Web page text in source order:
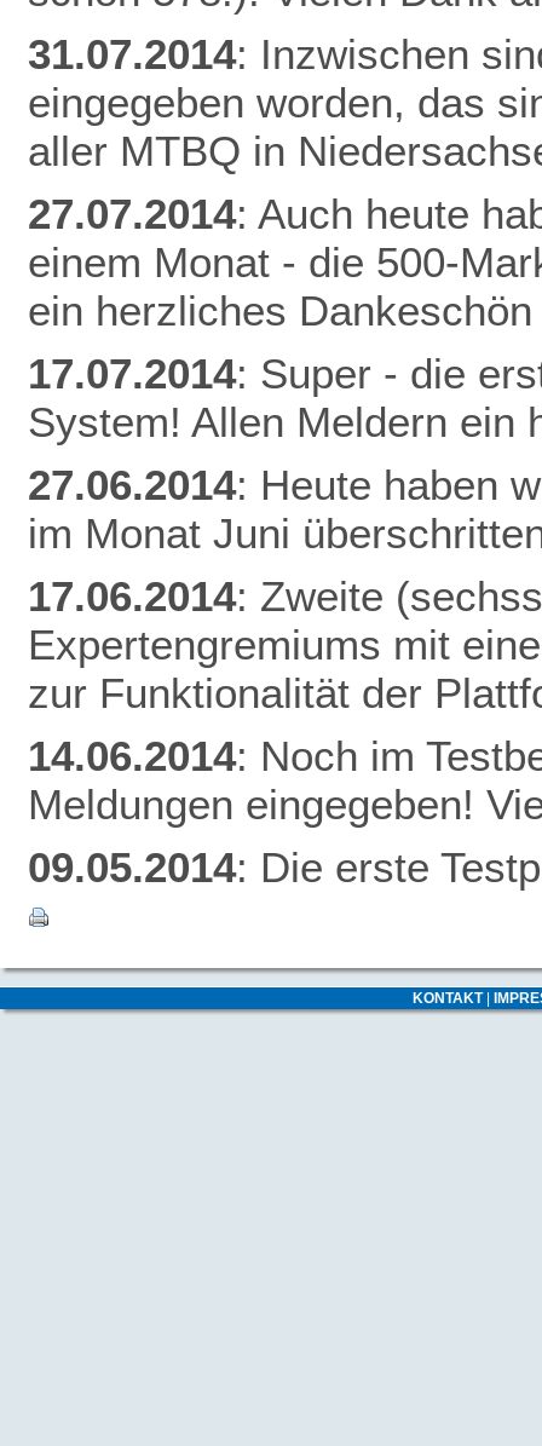
31.07.2014: Inzwischen
eingegeben worden, das
aller MTBQ in
27.07.2014: Auch heute
einem Monat - die 500-
ein herzliches
17.07.2014: Super - die
System! Allen Meldern ein
27.06.2014: Heute haben
im Monat Juni
17.06.2014: Zweite
Expertengremiums mit
zur Funktionalität der
14.06.2014: Noch im
Meldungen eingegeben!
09.05.2014: Die erste
KONTAKT|